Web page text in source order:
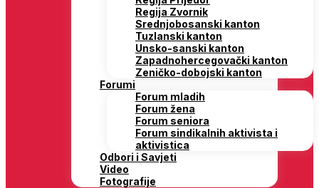
Regija Zvornik
Srednjobosanski kanton
Tuzlanski kanton
Unsko-sanski kanton
Zapadnohercegovački kanton
Zeničko-dobojski kanton
Forumi
Forum mladih
Forum žena
Forum seniora
Forum sindikalnih aktivista i
aktivistica
Odbori i Savjeti
Video
Fotografije